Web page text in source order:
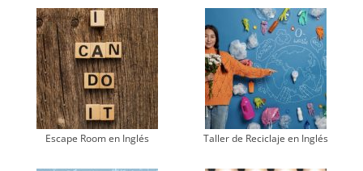
Escape Room en Inglés Taller de Reciclaje en Inglés